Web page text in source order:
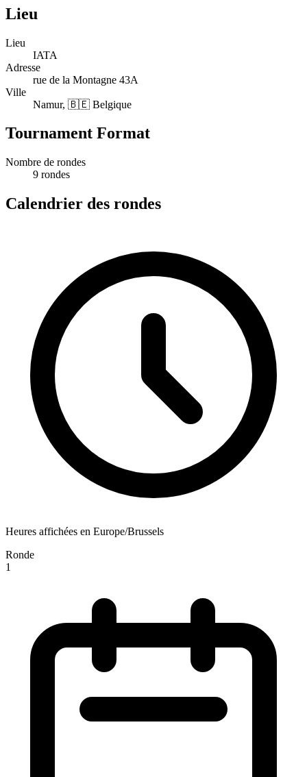
Lieu
Lieu
IATA
Adresse
rue de la Montagne 43A
Ville
Namur, 🇧🇪 Belgique
Tournament Format
Nombre de rondes
9 rondes
Calendrier des rondes
Heures affichées en Europe/Brussels
Ronde
1